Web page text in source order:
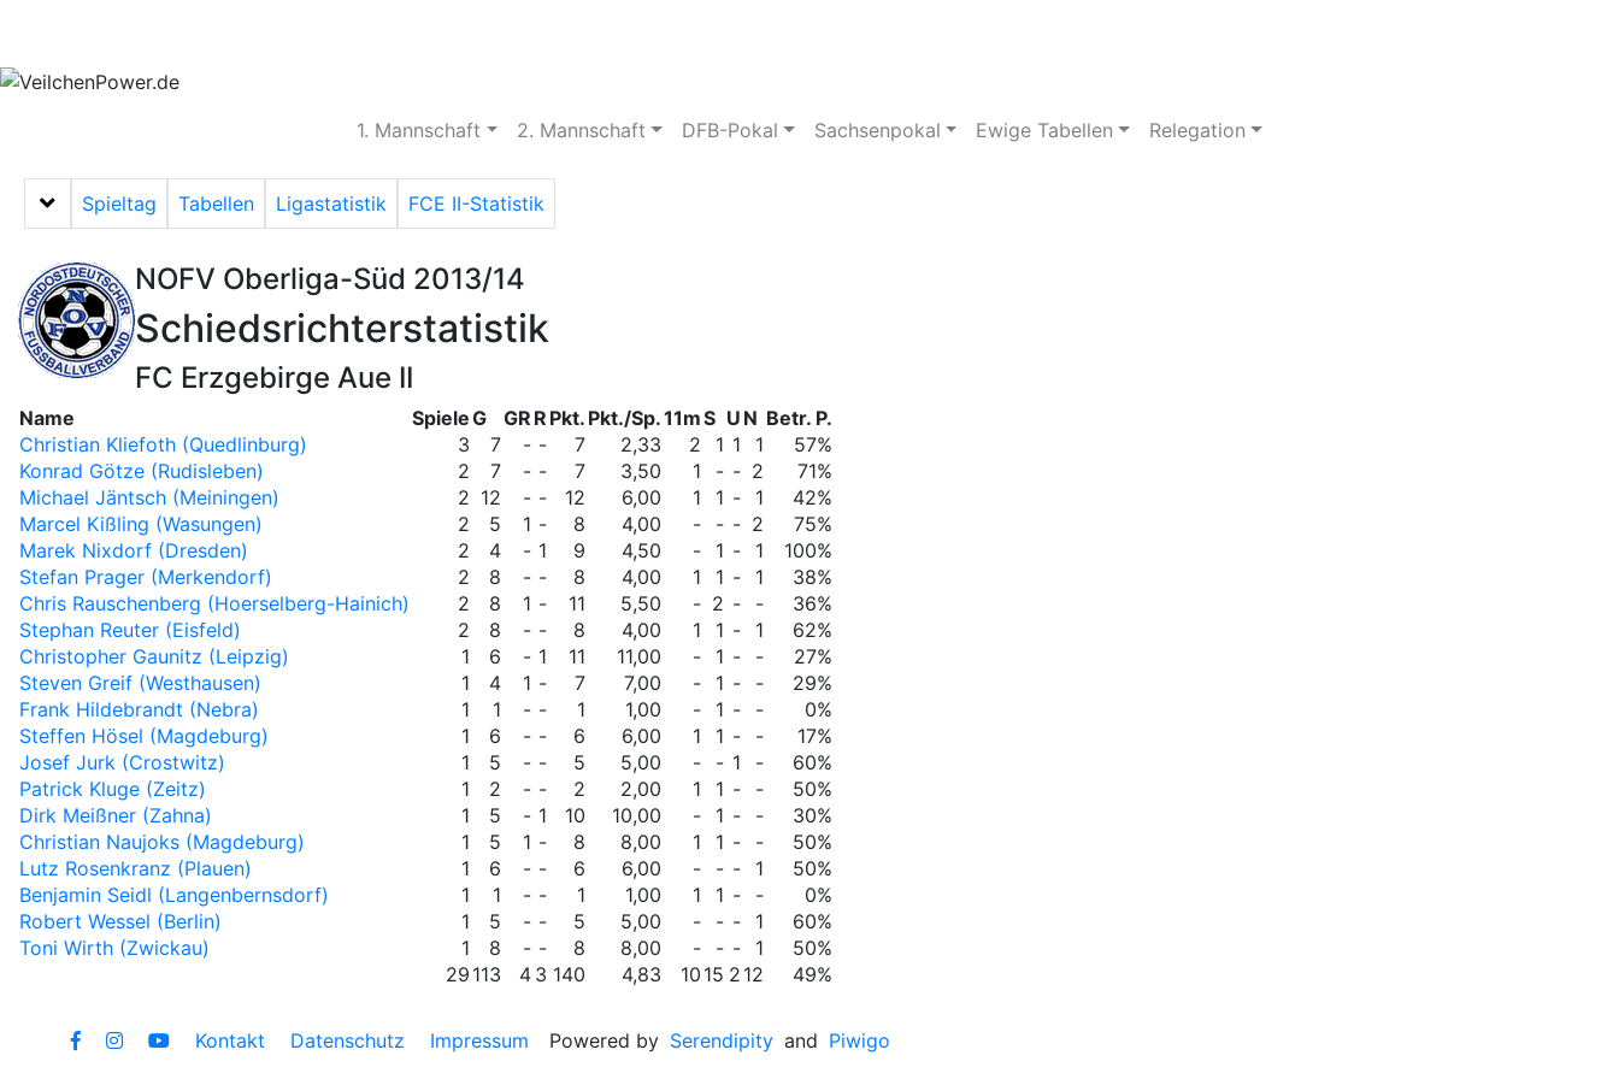
1. Mannschaft 2. Mannschaft DFB-Pokal Sachsenpokal Ewige Tabellen Relegation
Menü auf-/zuklappen
Spieltag Tabellen Ligastatistik FCE II-Statistik
NOFV Oberliga-Süd 2013/14
Schiedsrichterstatistik
FC Erzgebirge Aue II
Name SpieleG GR R Pkt. Pkt./Sp.11mS U N Betr. P.
Christian Kliefoth (Quedlinburg)
3 7 - - 7 2,33 2 1 1 1
57%
Konrad Götze (Rudisleben)
2 7 - - 7 3,50 1 - - 2
71%
Michael Jäntsch (Meiningen)
2 12 - - 12 6,00 1 1 - 1
42%
Marcel Kißling (Wasungen)
2 5 1 - 8 4,00 - - - 2
75%
Marek Nixdorf (Dresden)
2 4 - 1 9 4,50 - 1 - 1
100%
Stefan Prager (Merkendorf)
2 8 - - 8 4,00 1 1 - 1
38%
Chris Rauschenberg (Hoerselberg-Hainich)
2 8 1 - 11 5,50 - 2 - -
36%
Stephan Reuter (Eisfeld)
2 8 - - 8 4,00 1 1 - 1
62%
Christopher Gaunitz (Leipzig)
1 6 - 1 11 11,00 - 1 - -
27%
Steven Greif (Westhausen)
1 4 1 - 7 7,00 - 1 - -
29%
Frank Hildebrandt (Nebra)
1 1 - - 1 1,00 - 1 - -
0%
Steffen Hösel (Magdeburg)
1 6 - - 6 6,00 1 1 - -
17%
Josef Jurk (Crostwitz)
1 5 - - 5 5,00 - - 1 -
60%
Patrick Kluge (Zeitz)
1 2 - - 2 2,00 1 1 - -
50%
Dirk Meißner (Zahna)
1 5 - 1 10 10,00 - 1 - -
30%
Christian Naujoks (Magdeburg)
1 5 1 - 8 8,00 1 1 - -
50%
Lutz Rosenkranz (Plauen)
1 6 - - 6 6,00 - - - 1
50%
Benjamin Seidl (Langenbernsdorf)
1 1 - - 1 1,00 1 1 - -
0%
Robert Wessel (Berlin)
1 5 - - 5 5,00 - - - 1
60%
Toni Wirth (Zwickau)
1 8 - - 8 8,00 - - - 1
50%
29 113 4 3 140 4,83 10 15 2 12 49%
Kontakt Datenschutz Impressum Powered by Serendipity and Piwigo